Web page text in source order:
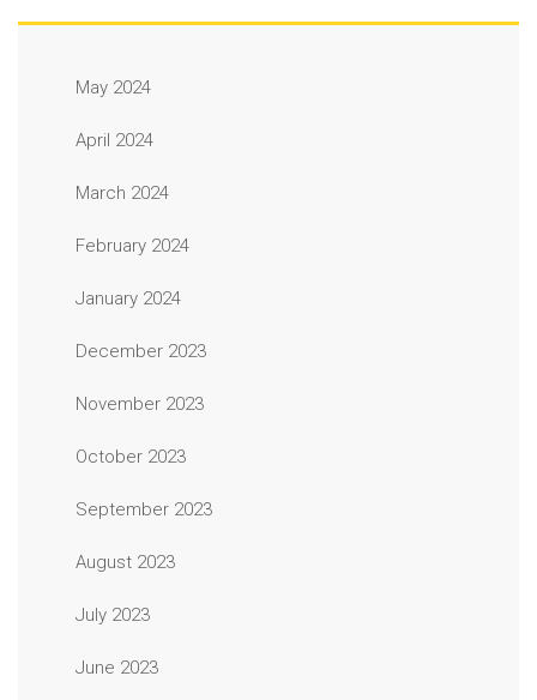
May 2024
April 2024
March 2024
February 2024
January 2024
December 2023
November 2023
October 2023
September 2023
August 2023
July 2023
June 2023